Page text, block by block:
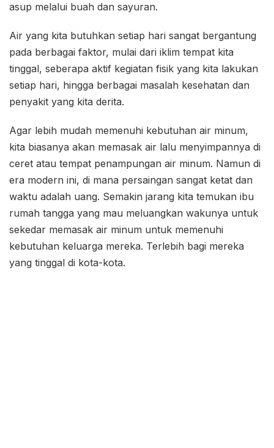
asup melalui buah dan sayuran.
Air yang kita butuhkan setiap hari sangat bergantung
pada berbagai faktor, mulai dari iklim tempat kita
tinggal, seberapa aktif kegiatan fisik yang kita lakukan
setiap hari, hingga berbagai masalah kesehatan dan
penyakit yang kita derita.
Agar lebih mudah memenuhi kebutuhan air minum,
kita biasanya akan memasak air lalu menyimpannya di
ceret atau tempat penampungan air minum. Namun di
era modern ini, di mana persaingan sangat ketat dan
waktu adalah uang. Semakin jarang kita temukan ibu
rumah tangga yang mau meluangkan wakunya untuk
sekedar memasak air minum untuk memenuhi
kebutuhan keluarga mereka. Terlebih bagi mereka
yang tinggal di kota-kota.